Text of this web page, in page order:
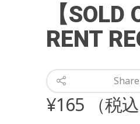
【SOLD
RENT
Share
¥165 （税込